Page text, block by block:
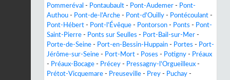
Pommeréval - Pontaubault - Pont-Audemer - Pont-
Authou - Pont-de-l'Arche - Pont-d'Ouilly - Pontécoulant -
Pont-Hébert - Pont-l'Évêque - Pontorson - Ponts - Pont-
Saint-Pierre - Ponts sur Seulles - Port-Bail-sur-Mer -
Porte-de-Seine - Port-en-Bessin-Huppain - Portes - Port-
Jérôme-sur-Seine - Port-Mort - Poses - Potigny - Préaux
- Préaux-Bocage - Précey - Pressagny-l'Orgueilleux -
Prétot-Vicquemare - Preuseville - Prey - Puchay -